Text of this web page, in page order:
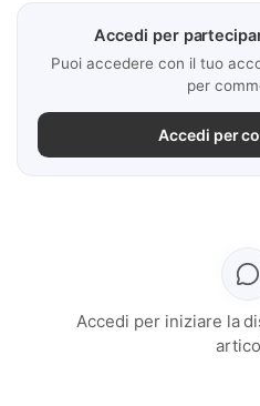
Accedi per
Puoi accedere con il tuo
per
Accedi per
Accedi per iniziare la